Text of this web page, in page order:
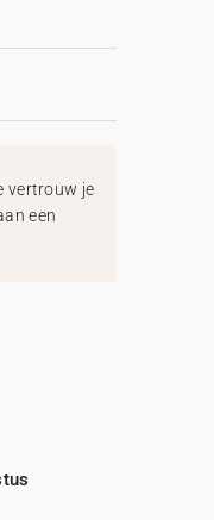
vertrouw je
een